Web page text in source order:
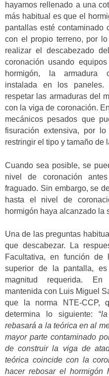
hayamos rellenado a una
más habitual es que el
pantallas esté contaminado
con el propio terreno, por
realizar el descabezado
coronación usando
hormigón, la armadura
instalada en los paneles.
respetar las armaduras del
con la viga de coronación.
mecánicos pesados que
fisuración extensiva, por
restringir el tipo y tamaño de
Cuando sea posible, se
nivel de coronación
fraguado. Sin embargo, se
hasta el nivel de
hormigón haya alcanzado la
Una de las preguntas
que descabezar. La
Facultativa, en función
superior de la pantalla,
magnitud requerida.
mantenida con Luis Miguel
que la norma NTE-CCP,
determina lo siguiente: “
rebasará a la teórica en al
mayor parte contaminado
de construir la viga de
teórica coincide con la
hacer rebosar el hormigón